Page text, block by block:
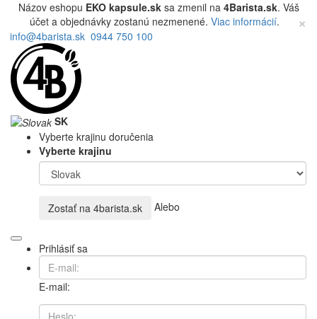
Názov eshopu EKO kapsule.sksa zmenil na 4Barista.sk. Váš
účet a objednávky zostanú nezmenené. Viac informácií. ×
info@4barista.sk 0944 750 100
SK
Vyberte krajinu doručenia
Vyberte krajinu
Zostať na 4barista.sk Alebo
Prihlásiť sa
E-mail: